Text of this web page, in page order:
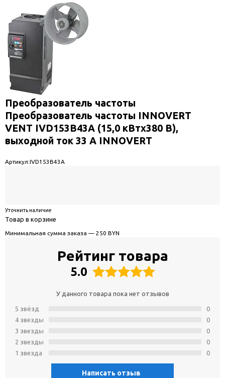
Преобразователь частоты
Преобразователь частоты INNOVERT
VENT IVD153B43A (15,0 кВтx380 В),
выходной ток 33 А INNOVERT
Артикул:IVD153B43A
Уточнить наличие
Товар в корзине
Минимальная сумма заказа — 250 BYN
Рейтинг товара
5.0
У данного товара пока нет отзывов
5 звёзд
4 звeзды
3 звeзды
2 звeзды
1 звeзда
0
0
0
0
0
Написать отзыв